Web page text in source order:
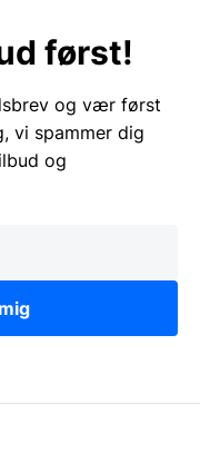
først!
og vær først
vi spammer dig
og